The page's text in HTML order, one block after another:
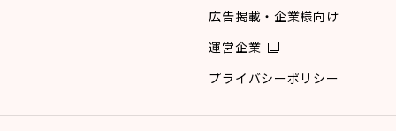
広告掲載・企業様向け
運営企業
プライバシーポリシー